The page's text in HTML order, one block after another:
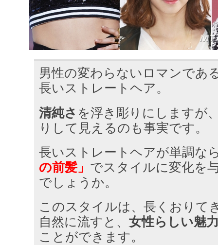
男性の変わらないロマンであ
長いストレートヘア。
清純さ を浮き彫りにしますが
りして見えるのも事実です。
長いストレートヘアが単調な
の前髪」 でスタイルに変化を
でしょうか。
このスタイルは、長くおりて
自然に流すと、 女性らしい魅
ことができます。